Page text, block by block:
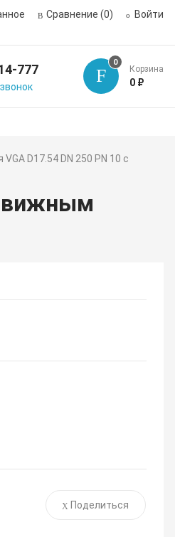
Сравнение (0) Войти
777 0
Корзина
0 ₽
D17.54 DN 250 PN 10 с
Поделиться